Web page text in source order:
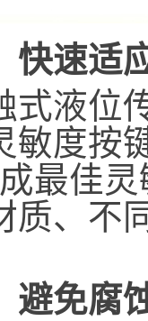
快速适
式液位
敏度按
最佳
质、不
避免腐